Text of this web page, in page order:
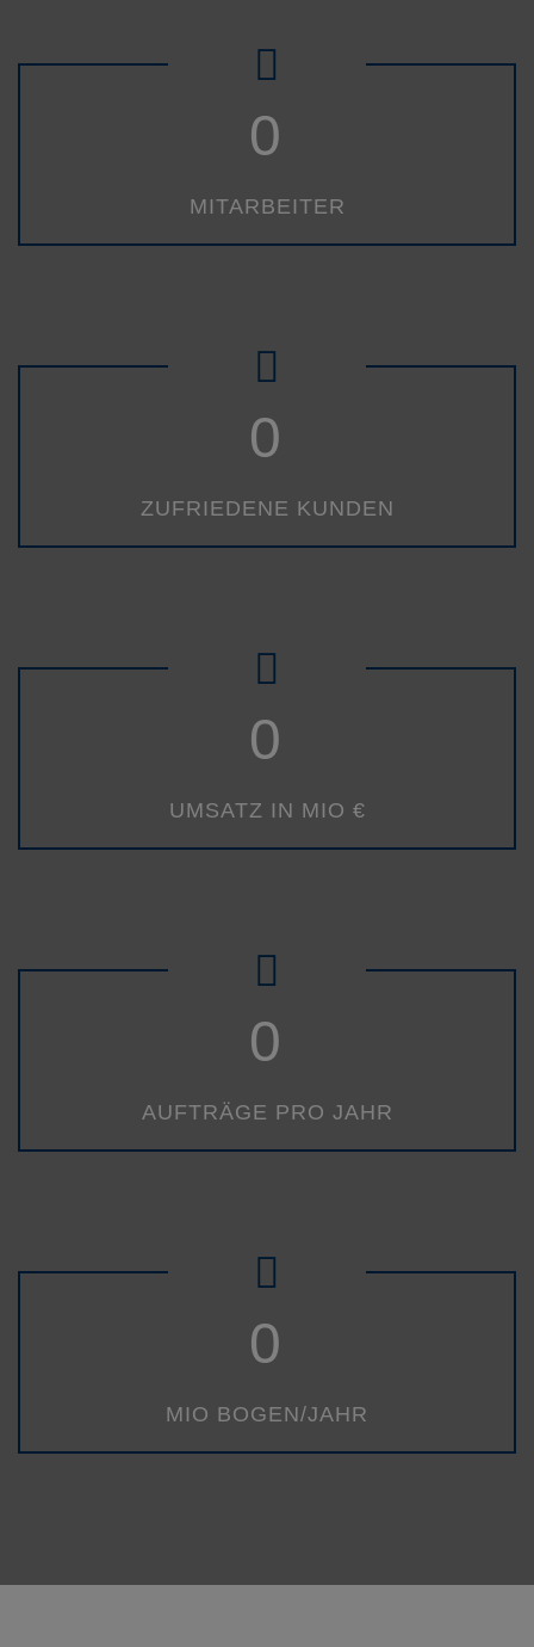
0
MITARBEITER
0
ZUFRIEDENE KUNDEN
0
UMSATZ IN MIO €
0
AUFTRÄGE PRO JAHR
0
MIO BOGEN/JAHR